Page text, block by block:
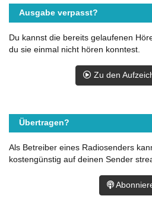
Ausgabe verpasst?
Du kannst die bereits gelaufenen
du sie einmal nicht hören konntest.
Zu den
Übertragen?
Als Betreiber eines Radiosenders
kostengünstig auf deinen Sender